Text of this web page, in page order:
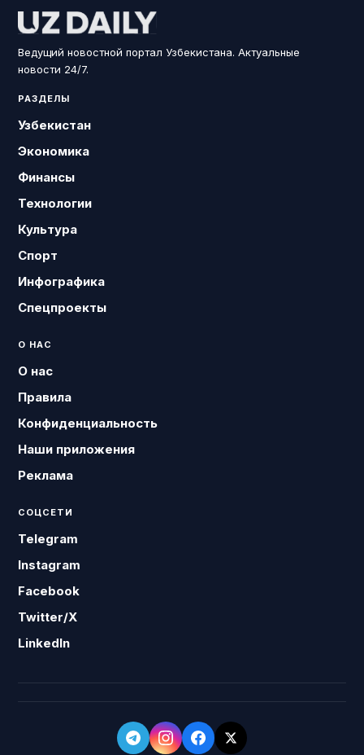
Ведущий новостной портал Узбекистана. Актуальные
новости 24/7.
РАЗДЕЛЫ
Узбекистан
Экономика
Финансы
Технологии
Культура
Спорт
Инфографика
Спецпроекты
О НАС
О нас
Правила
Конфиденциальность
Наши приложения
Реклама
СОЦСЕТИ
Telegram
Instagram
Facebook
Twitter/X
LinkedIn